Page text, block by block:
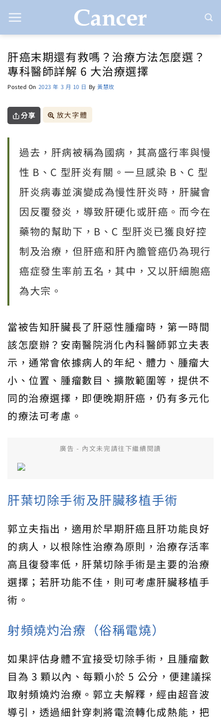
to
肝癌末期還有救嗎？治療方法怎麼選？
專科醫師詳解 6 大治療選擇
Posted On 2023 年 3 月 10 日 By黃慧玫
分享 放大字體
過去，肝病被稱為國病，其高盛行率與慢
性 B、C 型肝炎有關。一旦感染 B、C 型
肝炎病毒並演變成為慢性肝炎時，肝臟會
因反覆發炎，導致肝硬化或肝癌。而今在
藥物的幫助下，B、C 型肝炎已獲良好控
制及治療，但肝癌和肝內膽管癌仍為現行
癌症發生率前五名，其中，又以肝細胞癌
為大宗。
當被告知肝臟長了肝惡性腫瘤時，第一時間
該怎麼辦？安南醫院消化內科醫師郭立夫表
示，通常會依據病人的年紀、體力、腫瘤大
小、位置、腫瘤數目、擴散範圍等，提供不
同的治療選擇，即便晚期肝癌，仍有多元化
的療法可考慮。
廣告 - 內文未完請往下繼續閱讀
肝葉切除手術及肝臟移植手術
郭立夫指出，適用於早期肝癌且肝功能良好
的病人，以根除性治療為原則，治療存活率
高且復發率低，肝葉切除手術是主要的治療
選擇；若肝功能不佳，則可考慮肝臟移植手
術。
射頻燒灼治療（俗稱電燒）
如果評估身體不宜接受切除手術，且腫瘤數
目為 3 顆以內、每顆小於 5 公分，便建議採
取射頻燒灼治療。郭立夫解釋，經由超音波
導引，透過細針穿刺將電流轉化成熱能，把